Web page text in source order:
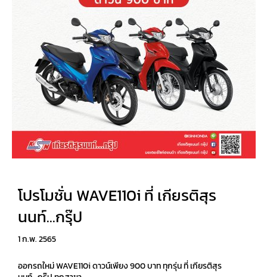
โปรโมชั่น WAVE110i ที่ เกียรติสุร
นนท์...กรุ๊ป
1 ก.พ. 2565
ออกรถใหม่ WAVE110i ดาวน์เพียง 900 บาท ทุกรุ่น ที่ เกียรติสุร